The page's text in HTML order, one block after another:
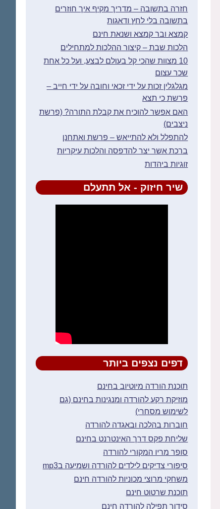
חזרה בתשובה – מדריך מקיף איך חוזרים
בתשובה בלי לחץ ודאגות
קמצא ובר קמצא ושנאת חינם
הלכות שבת – קיצור ההלכות למתחילים
10 מצוות שהכי קל בעולם לבצע, ועל כל אחת
שכר עצום
מגלגלין זכות על ידי זכאי וחובה על ידי חייב –
פרשת כי תצא
האם אפשר להוכיח את קבלת התורה? (פרשת
ניצבים)
להתפלל ולא להתייאש – פרשת ואתחנן
ברכת אשר יצר להדפסה והלכות עיקריות
זוגיות ביהדות
שיר חיזוק - אל תתעלם
דפים נצפים ביותר
תוכנת הורדה מיוטיוב בחינם
מוזיקת רקע להורדה ומנגינות בחינם (גם
לשימוש מסחרי)
חוברות בהלכה ובאגדה להורדה
שליחת פקס דרך האינטרנט בחינם
סופר מריו המקורי להורדה
סיפורי צדיקים לילדים להורדה ושמיעה בmp3
משחקי מרוצי מכוניות להורדה חינם
תוכנת שרטוט חינם
סידור תפילה להורדה חינם